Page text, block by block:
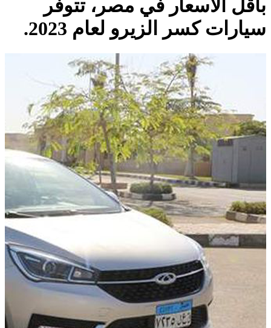
بأقل الأسعار في مصر، تتوفر
سيارات كسر الزيرو لعام 2023.